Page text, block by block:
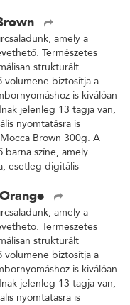
amely a
Természetes
strukturált
biztosítja a
is kiválóan
jelenleg 13 tagja van,
nyomtatásra is
Brown 300g. A
színe, amely
esetleg digitális
amely a
Természetes
strukturált
biztosítja a
is kiválóan
jelenleg 13 tagja van,
nyomtatásra is